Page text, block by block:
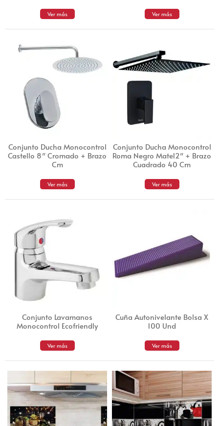
Ver más Ver más
Conjunto Ducha Monocontrol
Castello 8″ Cromado + Brazo
Cm
Ver más
Conjunto Ducha Monocontrol
Roma Negro Mate12″ + Brazo
Cuadrado 40 Cm
Ver más
Conjunto Lavamanos
Monocontrol Ecofriendly
Ver más
Cuña Autonivelante Bolsa X
100 Und
Ver más